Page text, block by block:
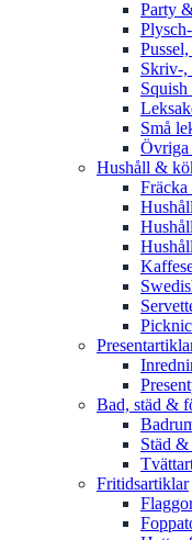
Party
Skriv-,
Små
Övriga
Hushåll &
Fräcka
Bad, städ &
Städ
Fritidsartiklar